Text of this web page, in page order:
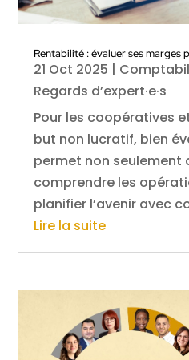
Rentabilité : évaluer ses marges
21 Oct 2025 |
Regards d’expert·e·s
Pour les coopératives
but non lucratif, bien
permet non seulement
comprendre les
planifier l’avenir avec
Lire la suite